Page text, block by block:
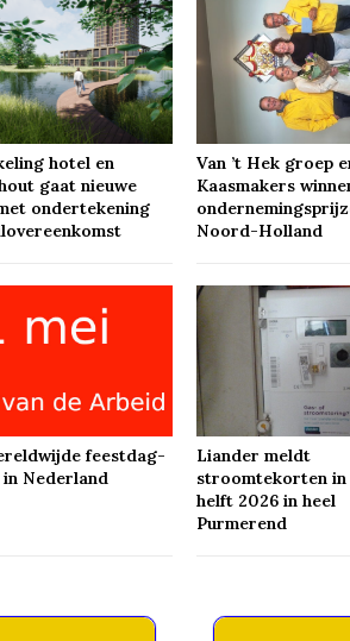
hotel en
gaat nieuwe
ondertekening
Van ’t Hek groep
Kaasmakers
Noord-Holland
feestdag-
in Nederland
Liander meldt
stroomtekorten in
helft 2026 in heel
Purmerend